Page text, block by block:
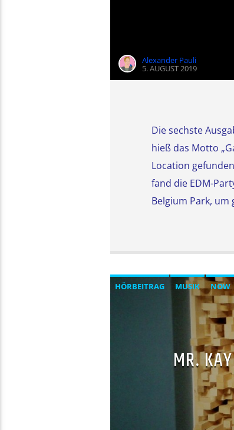
Alexander Pauli
5. AUGUST 2019
Die sechste
hieß das Motto
Location
fand die EDM-
Belgium Park,
HÖRBEITRAG MUSIK NOW
MR.